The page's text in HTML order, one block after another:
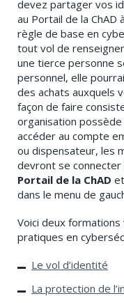
devez partager vos
au Portail de la ChAD
règle de base en
tout vol de
une tierce personne
personnel, elle
des achats auxquels
façon de faire
organisation
accéder au compte
ou dispensateur, les
devront se
Portail de la ChAD
dans le menu de
Voici deux
pratiques en
Le vol d’identité
La protection de